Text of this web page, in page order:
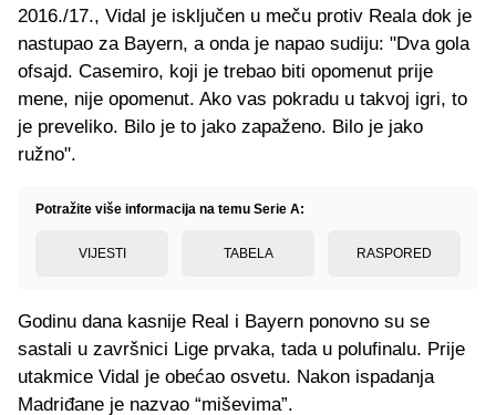
2016./17., Vidal je isključen u meču protiv Reala dok je
nastupao za Bayern, a onda je napao sudiju: "Dva gola
ofsajd. Casemiro, koji je trebao biti opomenut prije
mene, nije opomenut. Ako vas pokradu u takvoj igri, to
je preveliko. Bilo je to jako zapaženo. Bilo je jako
ružno".
Potražite više informacija na temu Serie A:
VIJESTI TABELA RASPORED
Godinu dana kasnije Real i Bayern ponovno su se
sastali u završnici Lige prvaka, tada u polufinalu. Prije
utakmice Vidal je obećao osvetu. Nakon ispadanja
Madriđane je nazvao “miševima”.